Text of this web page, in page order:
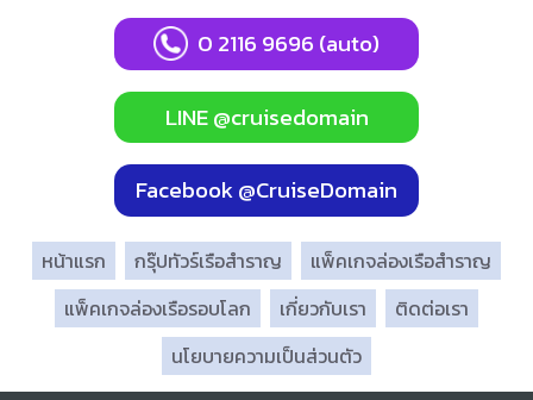
0 2116 9696 (auto)
LINE @cruisedomain
Facebook @CruiseDomain
หน้าแรก กรุ๊ปทัวร์เรือสำราญ
แพ็คเกจล่องเรือสำราญ
แพ็คเกจล่องเรือรอบโลก
เกี่ยวกับเรา
ติดต่อเรา
นโยบายความเป็นส่วนตัว